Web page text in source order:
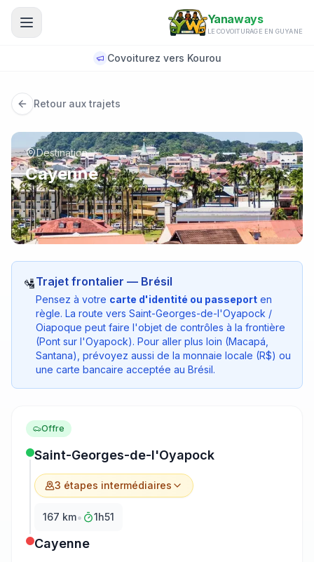
Aller au contenu principal
Yanaways
LE COVOITURAGE EN GUYANE
Covoiturez vers Kourou
Retour aux trajets
Destination
Cayenne
🛂Trajet frontalier — Brésil
Pensez à votre carte d'identité ou passeport en
règle. La route vers Saint-Georges-de-l'Oyapock /
Oiapoque peut faire l'objet de contrôles à la frontière
(Pont sur l'Oyapock). Pour aller plus loin (Macapá,
Santana), prévoyez aussi de la monnaie locale (R$) ou
une carte bancaire acceptée au Brésil.
Offre
Saint-Georges-de-l'Oyapock
3 étapes intermédiaires
167 km• 1h51
Cayenne